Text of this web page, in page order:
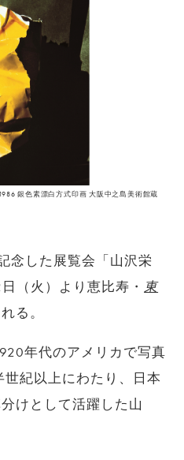
銀色素漂白方式印画 大阪中之島美術館蔵
念した展覧会「山沢栄
（火）より恵比寿・ 東
る。
年代のアメリカで写真
紀以上にわたり、日本
けとして活躍した山